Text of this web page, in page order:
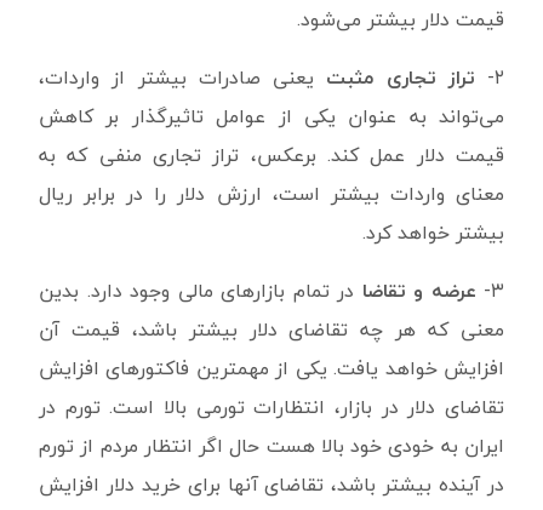
قیمت دلار بیشتر می‌شود.
۲-
تراز تجاری مثبت یعنی صادرات بیشتر از واردات،
می‌تواند به عنوان یکی از عوامل تاثیرگذار بر کاهش
قیمت دلار عمل کند. برعکس، تراز تجاری منفی که به
معنای واردات بیشتر است، ارزش دلار را در برابر ریال
بیشتر خواهد کرد.
۳- عرضه و تقاضا در تمام بازارهای مالی وجود دارد. بدین
معنی که هر چه تقاضای دلار بیشتر باشد، قیمت آن
افزایش خواهد یافت. یکی از مهمترین فاکتورهای افزایش
تقاضای دلار در بازار، انتظارات تورمی بالا است. تورم در
ایران به خودی خود بالا هست حال اگر انتظار مردم از تورم
در آینده بیشتر باشد، تقاضای آنها برای خرید دلار افزایش